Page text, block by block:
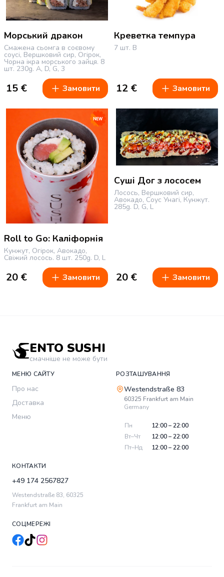
Морський дракон
Смажена сьомга в соєвому
соусі, Вершковий сир, Огірок,
Чорна ікра морського зайця. 8
шт. 230g. A, D, G, 3
15 € Замовити
Креветка темпура
7 шт. B
12 € Замовити
Roll to Go: Каліфорнія
Кунжут, Огірок, Авокадо,
Свіжий лосось. 8 шт. 250g. D, L
20 € Замовити
Суші Дог з лососем
Лосось, Вершковий сир,
Авокадо, Соус Унагі, Кунжут.
285g. D, G, L
20 € Замовити
ENTO SUSHI
смачніше не може бути
МЕНЮ САЙТУ
Про нас
Доставка
Меню
РОЗТАШУВАННЯ
Westendstraße 83
60325 Frankfurt am Main
Germany
Пн
12:00 – 22:00
Вт–Чт
12:00 – 22:00
Пт–Нд
12:00 – 22:00
КОНТАКТИ
+49 174 2567827
Westendstraße 83, 60325
Frankfurt am Main
СОЦМЕРЕЖІ